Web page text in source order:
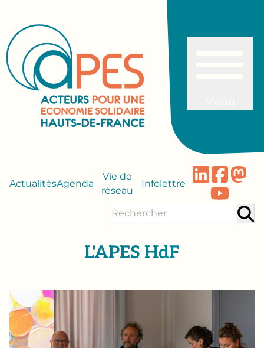
ActualitésAgenda
Vie de
réseau
Infolettre
L'APES HdF